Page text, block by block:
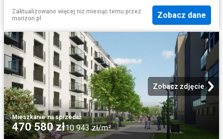
Zaktualizowano więcej niż miesiąc temu przez
morizon.pl
Zobacz dane
Zobacz zdjęcie
Mieszkanie·na sprzedaż
470 580 zł10 943 zł/m²